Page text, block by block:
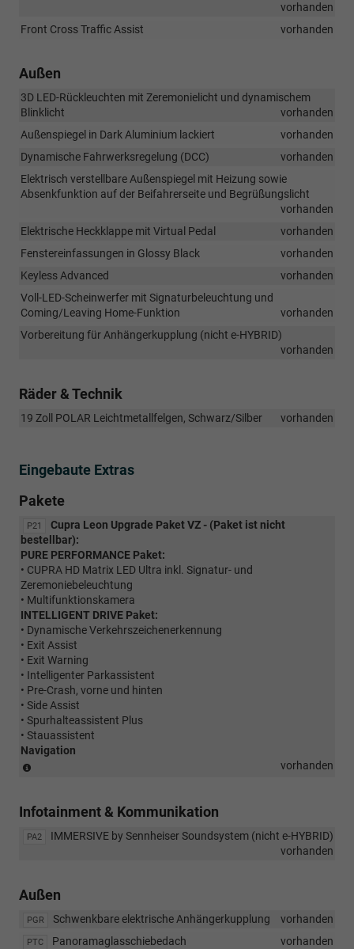
vorhanden
Front Cross Traffic Assist
vorhanden
Außen
3D LED-Rückleuchten mit Zeremonielicht und dynamischem
Blinklicht
vorhanden
Außenspiegel in Dark Aluminium lackiert
vorhanden
Dynamische Fahrwerksregelung (DCC)
vorhanden
Elektrisch verstellbare Außenspiegel mit Heizung sowie
Absenkfunktion auf der Beifahrerseite und Begrüßungslicht
vorhanden
Elektrische Heckklappe mit Virtual Pedal
vorhanden
Fenstereinfassungen in Glossy Black
vorhanden
Keyless Advanced
vorhanden
Voll-LED-Scheinwerfer mit Signaturbeleuchtung und
Coming/Leaving Home-Funktion
vorhanden
Vorbereitung für Anhängerkupplung (nicht e-HYBRID)
vorhanden
Räder & Technik
19 Zoll POLAR Leichtmetallfelgen, Schwarz/Silber vorhanden
Eingebaute Extras
Pakete
P21
Cupra Leon Upgrade Paket VZ - (Paket ist nicht
bestellbar):
PURE PERFORMANCE Paket:
• CUPRA HD Matrix LED Ultra inkl. Signatur- und
Zeremoniebeleuchtung
• Multifunktionskamera
INTELLIGENT DRIVE Paket:
• Dynamische Verkehrszeichenerkennung
• Exit Assist
• Exit Warning
• Intelligenter Parkassistent
• Pre-Crash, vorne und hinten
• Side Assist
• Spurhalteassistent Plus
• Stauassistent
Navigation
bestellbar)
vorhanden
Infotainment & Kommunikation
PA2
IMMERSIVE by Sennheiser Soundsystem (nicht e-HYBRID)
vorhanden
Außen
PGR Schwenkbare elektrische Anhängerkupplung vorhanden
PTC Panoramaglasschiebedach vorhanden